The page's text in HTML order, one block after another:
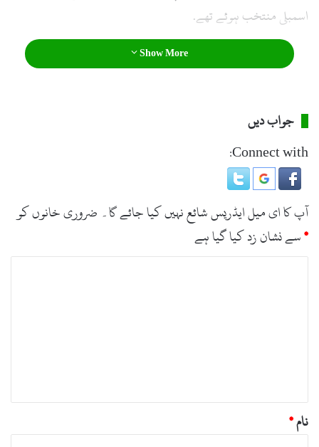
اسمبلی منتخب ہوئے تھے.
Show More
جواب دیں
Connect with:
آپ کا ای میل ایڈریس شائع نہیں کیا جائے گا۔ ضروری خانوں کو
*سے نشان زد کیا گیا ہے
نام*